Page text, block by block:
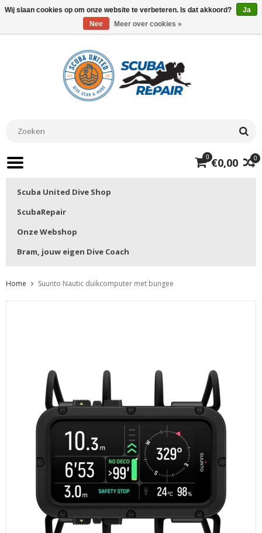
0
0 €0,00
Scuba United Dive Shop
ScubaRepair
Onze Webshop
Bram, jouw eigen Dive Coach
Home Suunto Nautic duikcomputer met bungee
Wij slaan cookies op om onze website te verbeteren. Is dat akkoord?
Ja
Nee
Meer over cookies »